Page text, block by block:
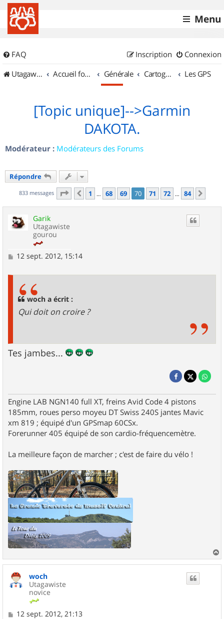
Menu
FAQ Connexion
Inscription
UtagawaVTT (Randos VTT et VTTAE avec traces GPS)
Accueil forum Générale Cartographie et GPS Les GPS
[Topic unique]-->Garmin
DAKOTA.
Modérateur : Modérateurs des Forums
Répondre
833 messages Page 70 sur84
Précédent
1 … 68 69 70 71 72 … 84
Garik
Utagawiste
gourou
M12 sept. 2012, 15:14
woch a écrit :
Qui doit on croire ?
Tes jambes...
Engine LAB NGN140 full XT, freins Avid Code 4 pistons
185mm, roues perso moyeu DT Swiss 240S jantes Mavic
xm 819 ; équipé d'un GPSmap 60CSx.
Forerunner 405 équipé de son cardio-fréquencemètre.
La meilleure façon de marcher ; c'est de faire du vélo !
a
u
woch
Utagawiste
novice
M12 sept. 2012, 21:13